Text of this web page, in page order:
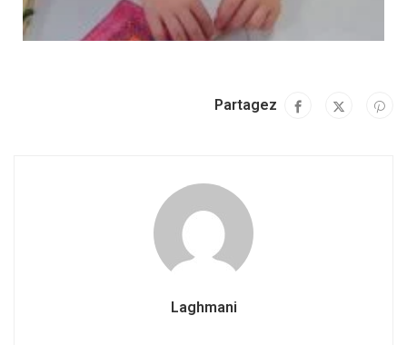
Partagez
Laghmani